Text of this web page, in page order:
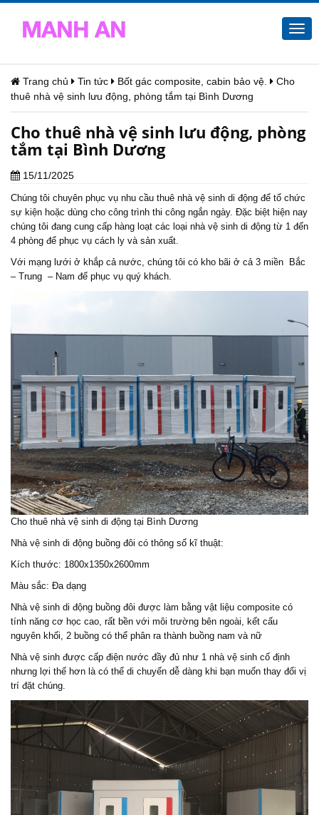
Trang chủ Tin tức Bốt gác composite, cabin bảo vệ.
Cho
thuê nhà vệ sinh lưu động, phòng tắm tại Bình Dương
Cho thuê nhà vệ sinh lưu động, phòng
tắm tại Bình Dương
15/11/2025
Chúng tôi chuyên phục vụ nhu cầu thuê nhà vệ sinh di động để tổ chức
sự kiện hoặc dùng cho công trình thi công ngắn ngày. Đặc biệt hiện nay
chúng tôi đang cung cấp hàng loạt các loại nhà vệ sinh di động từ 1 đến
4 phòng để phục vụ cách ly và sản xuất.
Với mạng lưới ở khắp cả nước, chúng tôi có kho bãi ở cả 3 miền Bắc
– Trung – Nam để phục vụ quý khách.
Cho thuê nhà vệ sinh di động tại Bình Dương
Nhà vệ sinh di động buồng đôi có thông số kĩ thuật:
Kích thước: 1800x1350x2600mm
Màu sắc: Đa dạng
Nhà vệ sinh di động buồng đôi được làm bằng vật liệu composite có
tính năng cơ học cao, rất bền với môi trường bên ngoài, kết cấu
nguyên khối, 2 buồng có thể phân ra thành buồng nam và nữ
Nhà vệ sinh được cấp điện nước đầy đủ như 1 nhà vệ sinh cố định
nhưng lợi thế hơn là có thể di chuyển dễ dàng khi bạn muốn thay đổi vị
trí đặt chúng.